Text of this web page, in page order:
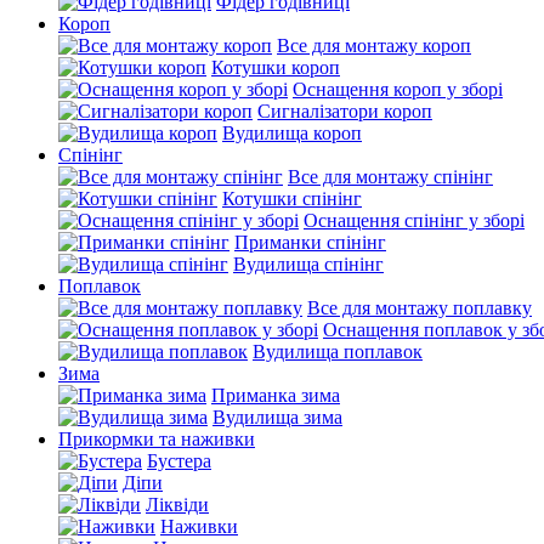
Короп
Все для монтажу короп
Котушки короп
Оснащення короп у зборі
Сигналізатори короп
Вудилища короп
Спінінг
Все для монтажу спінінг
Котушки спінінг
Оснащення спінінг у зборі
Приманки спінінг
Вудилища спінінг
Поплавок
Все для монтажу поплавку
Оснащення поплавок у
Вудилища поплавок
Зима
Приманка зима
Вудилища зима
Прикормки та наживки
Бустера
Діпи
Ліквіди
Наживки